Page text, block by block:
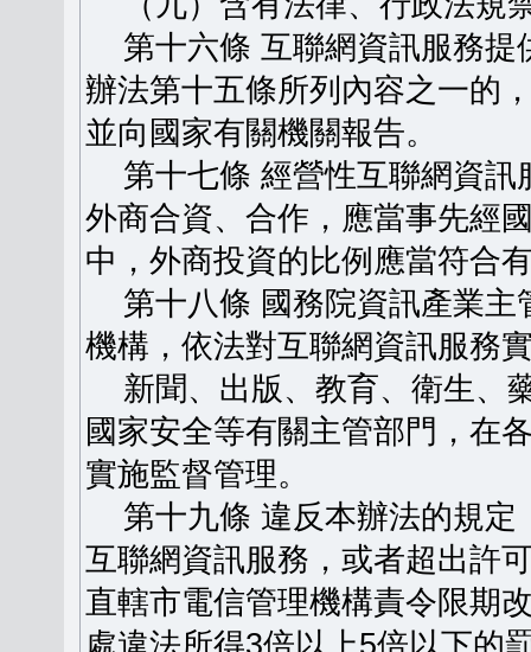
第十六條 互聯網資訊服務提
辦法第十五條所列內容之一的
並向國家有關機關報告。
第十七條 經營性互聯網資訊
外商合資、合作，應當事先經
中，外商投資的比例應當符合
第十八條 國務院資訊產業主
機構，依法對互聯網資訊服務
新聞、出版、教育、衛生、
國家安全等有關主管部門，在
實施監督管理。
第十九條 違反本辦法的規定
互聯網資訊服務，或者超出許
直轄市電信管理機構責令限期
處違法所得3倍以上5倍以下的